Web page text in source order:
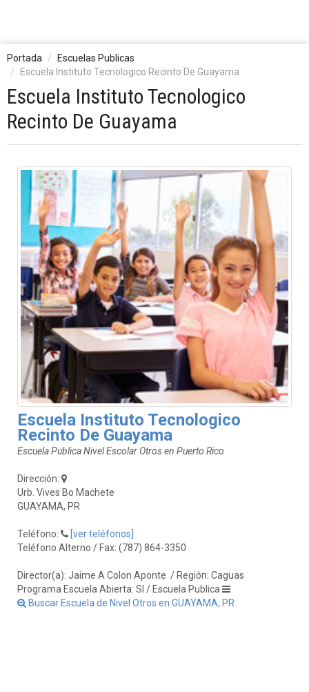
Portada
Escuelas Publicas
Escuela Instituto Tecnologico Recinto De Guayama
Escuela Instituto Tecnologico
Recinto De Guayama
Escuela Instituto Tecnologico
Recinto De Guayama
Escuela Publica Nivel Escolar Otros en Puerto Rico
Dirección:
Urb. Vives Bo Machete
GUAYAMA, PR
Teléfono:
[ver teléfonos]
Teléfono Alterno / Fax: (787) 864-3350
Director(a): Jaime A Colon Aponte / Región: Caguas
Programa Escuela Abierta: SI / Escuela Publica
Buscar Escuela de Nivel Otros en GUAYAMA, PR